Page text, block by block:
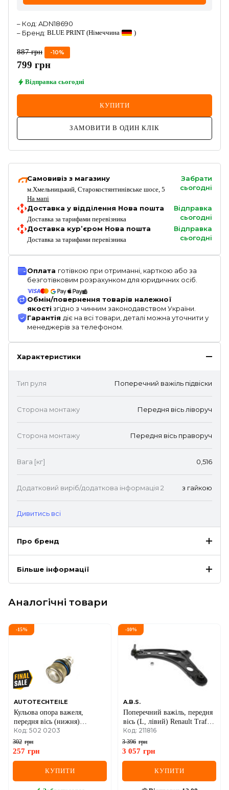
– Код: ADN18690
– Бренд: BLUE PRINT (Німеччина )
887 грн -10%
799 грн
Відправка сьогодні
КУПИТИ
ЗАМОВИТИ В ОДИН КЛІК
Самовивіз з магазину
м.Хмельницький, Старокостянтинівське шосе, 5
На мапі
Забрати
сьогодні
Доставка у відділення Нова пошта
Доставка за тарифами перевізника
Відправка
сьогодні
Доставка кур’єром Нова пошта
Доставка за тарифами перевізника
Відправка
сьогодні
Оплата готівкою при отриманні, карткою або за
безготівковим розрахунком для юридичних осіб.
Обмін/повернення товарів належної
якості згідно з чинним законодавством України.
Гарантія діє на всі товари, деталі можна уточнити у
менеджерів за телефоном.
Характеристики
Тип руля Поперечний важіль підвіски
Сторона монтажу Передня вісь ліворуч
Сторона монтажу Передня вісь праворуч
Вага [кг] 0,516
Додатковий виріб/додаткова інформація 2 з гайкою
Дивитись всі
Про бренд
Більше інформації
Аналогічні товари
-15%
AUTOTECHTEILE
Кульова опора важеля,
передня вісь (нижня)
d=22mm Renault Master II +
Opel Movano A 98->07
Код: 502 0203
302 грн
257 грн
КУПИТИ
-10%
A.B.S.
Поперечний важіль, передня
вісь (L, лівий) Renault Trafic
III + Opel Vivaro B 14->
Код: 211816
3 396 грн
3 057 грн
КУПИТИ